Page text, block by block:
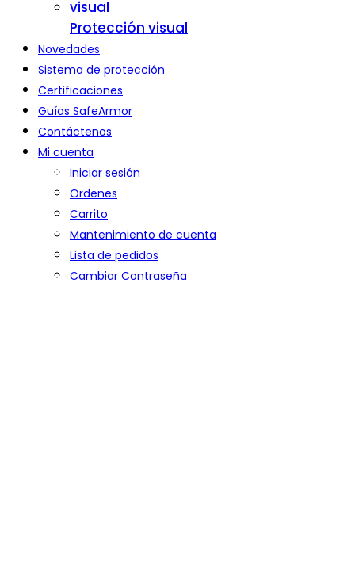
Protección visual
Novedades
Sistema de protección
Certificaciones
Guías SafeArmor
Contáctenos
Mi cuenta
Iniciar sesión
Ordenes
Carrito
Mantenimiento de cuenta
Lista de pedidos
Cambiar Contraseña